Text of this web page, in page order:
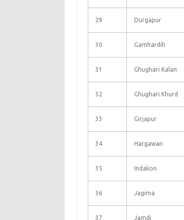
29 Durgapur
30 Gamhardih
31 Ghughari Kalan
32 Ghughari Khurd
33 Girjapur
34 Hargawan
35 Indakon
36 Jagima
37 Jamdi